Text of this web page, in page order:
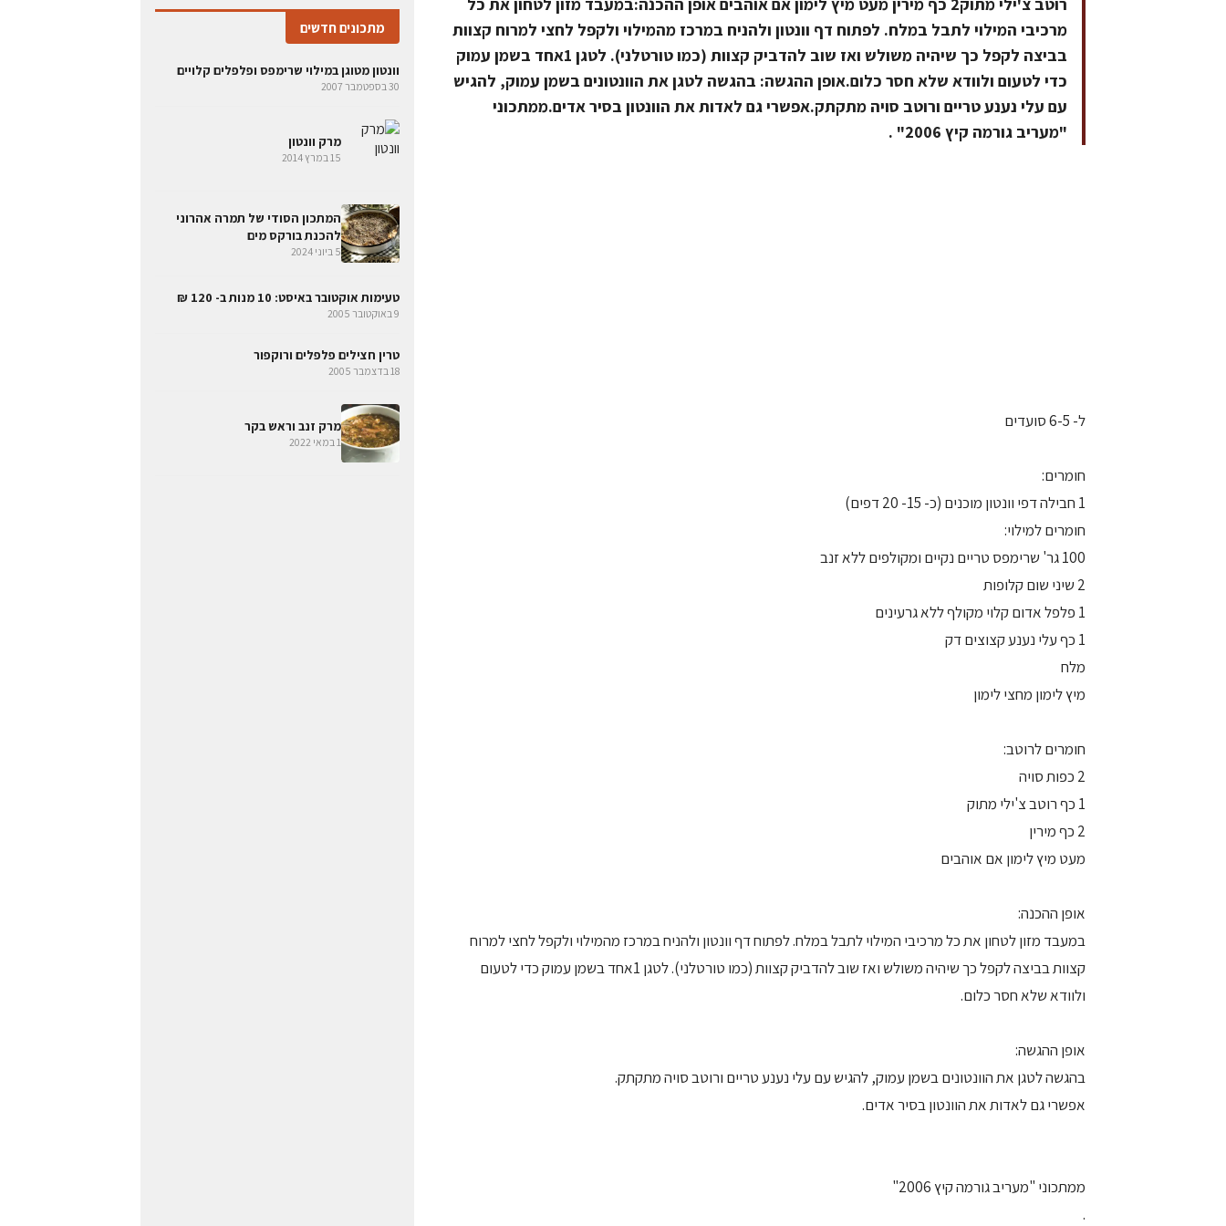
מרכיבי המילוי לתבל במלח. לפתוח דף וונטון ולהניח במרכז מהמילוי ולקפל לחצי למרוח קצוות
בביצה לקפל כך שיהיה משולש ואז שוב להדביק קצוות (כמו טורטלני). לטגן 1אחד בשמן עמוק
כדי לטעום ולוודא שלא חסר כלום.אופן ההגשה: בהגשה לטגן את הוונטונים בשמן עמוק, להגיש
עם עלי נענע טריים ורוטב סויה מתקתק.אפשרי גם לאדות את הוונטון בסיר אדים.ממתכוני
"מעריב גורמה קיץ 2006" .
ל- 6-5 סועדים
חומרים:
1 חבילה דפי וונטון מוכנים (כ- 15- 20 דפים)
חומרים למילוי:
100 גר' שרימפס טריים נקיים ומקולפים ללא זנב
2 שיני שום קלופות
1 פלפל אדום קלוי מקולף ללא גרעינים
1 כף עלי נענע קצוצים דק
מלח
מיץ לימון מחצי לימון
חומרים לרוטב:
2 כפות סויה
1 כף רוטב צ'ילי מתוק
2 כף מירין
מעט מיץ לימון אם אוהבים
אופן ההכנה:
במעבד מזון לטחון את כל מרכיבי המילוי לתבל במלח. לפתוח דף וונטון ולהניח במרכז מהמילוי ולקפל לחצי למרוח
קצוות בביצה לקפל כך שיהיה משולש ואז שוב להדביק קצוות (כמו טורטלני). לטגן 1אחד בשמן עמוק כדי לטעום
ולוודא שלא חסר כלום.
אופן ההגשה:
בהגשה לטגן את הוונטונים בשמן עמוק, להגיש עם עלי נענע טריים ורוטב סויה מתקתק.
אפשרי גם לאדות את הוונטון בסיר אדים.
ממתכוני "מעריב גורמה קיץ 2006"
.
מתכונים חדשים
וונטון מטוגן במילוי שרימפס ופלפלים קלויים
30 בספטמבר 2007
מרק וונטון
15 במרץ 2014
המתכון הסודי של תמרה אהרוני
להכנת בורקס מים
5 ביוני 2024
טעימות אוקטובר באיסט: 10 מנות ב- 120 ₪
9 באוקטובר 2005
טרין חצילים פלפלים ורוקפור
18 בדצמבר 2005
מרק זנב וראש בקר
1 במאי 2022